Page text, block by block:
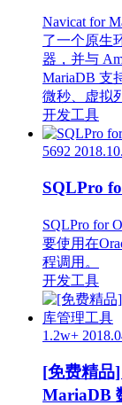
Navicat for
了一个原生
器，并与
MariaDB 支
微秒、虚拟
开发工具
5692
SQLPro
SQLPro for
要使用在
程调用。
开发工具
1.2w+
[免费精品
MariaDB